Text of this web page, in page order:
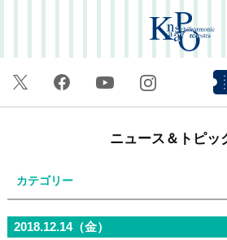
ニュース＆トピッ
カテゴリー
2018.12.14（金）